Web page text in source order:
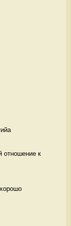
отношение к